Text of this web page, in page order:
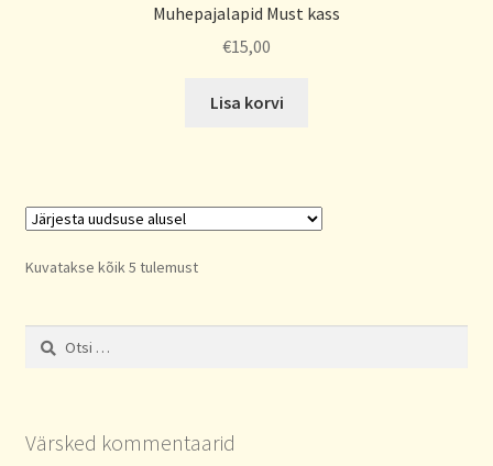
Muhepajalapid Must kass
€15,00
Lisa korvi
Kuvatakse kõik 5 tulemustSorted
Otsi:
Värsked kommentaarid